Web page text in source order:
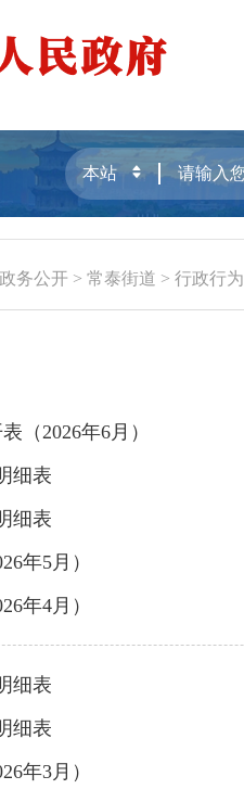
务公开 > 常泰街道 > 行政行为
（2026年6月）
细表
细表
年5月）
年4月）
细表
细表
年3月）